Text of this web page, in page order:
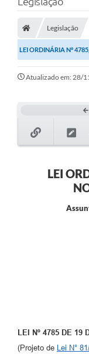
Legislação
LEI ORDINÁRIA Nº
Atualizado em: 28/
LEI
LEI Nº 4785 DE 19
(Projeto de Lei N°